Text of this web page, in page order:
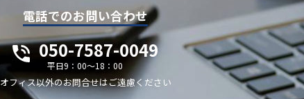
電話でのお問い合わせ
050-7587-0049
平日9：00～18：00
オフィス以外のお問合せはご遠慮ください